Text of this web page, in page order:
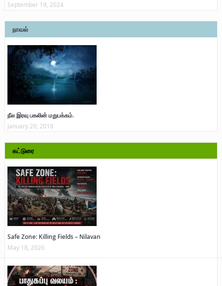
September 19, 2024
நாவல்
நீல இரவு பகலின் மறுபக்கம்.
January 20, 2018
கட்டுரை
Safe Zone: Killing Fields – Nilavan
May 18, 2026